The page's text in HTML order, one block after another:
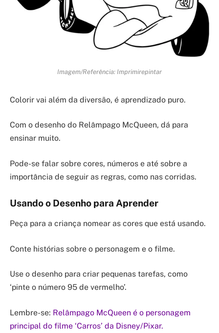
Imagem/Referência: Imprimirepintar
Colorir vai além da diversão, é aprendizado puro.
Com o desenho do Relâmpago McQueen, dá para
ensinar muito.
Pode-se falar sobre cores, números e até sobre a
importância de seguir as regras, como nas corridas.
Usando o Desenho para Aprender
Peça para a criança nomear as cores que está usando.
Conte histórias sobre o personagem e o filme.
Use o desenho para criar pequenas tarefas, como
‘pinte o número 95 de vermelho’.
Lembre-se: Relâmpago McQueen é o personagem
principal do filme ‘Carros’ da Disney/Pixar.